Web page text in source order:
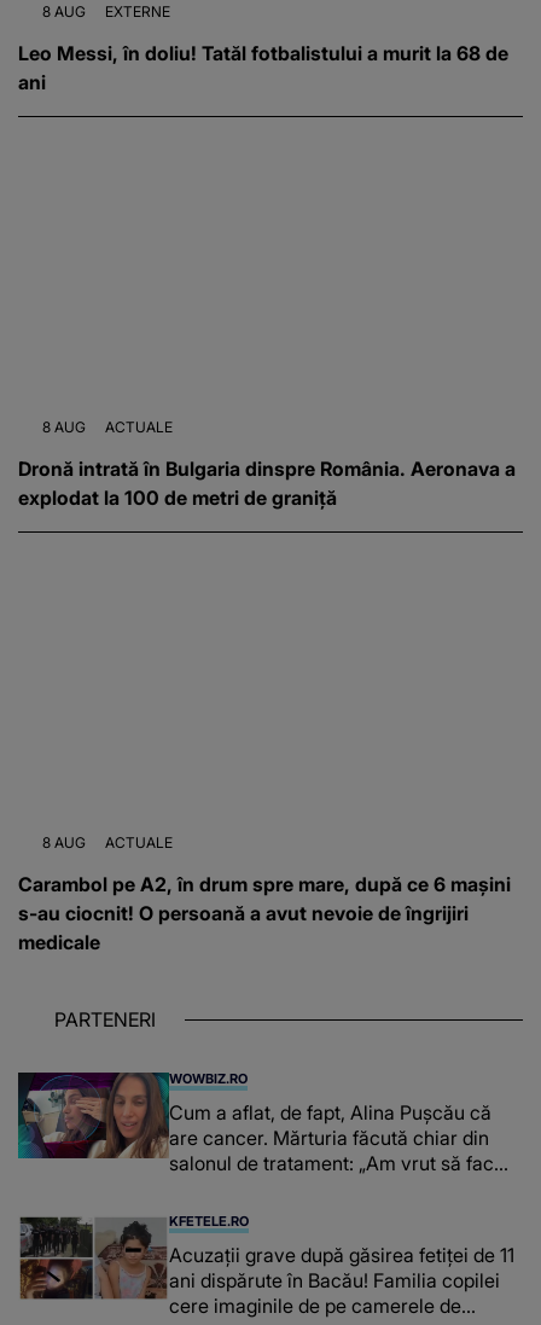
8 AUG EXTERNE
Leo Messi, în doliu! Tatăl fotbalistului a murit la 68 de
ani
8 AUG ACTUALE
Dronă intrată în Bulgaria dinspre România. Aeronava a
explodat la 100 de metri de graniță
8 AUG ACTUALE
Carambol pe A2, în drum spre mare, după ce 6 mașini
s-au ciocnit! O persoană a avut nevoie de îngrijiri
medicale
PARTENERI
WOWBIZ.RO
Cum a aflat, de fapt, Alina Pușcău că
are cancer. Mărturia făcută chiar din
salonul de tratament: „Am vrut să fac
înțepe sânul”
KFETELE.RO
Acuzații grave după găsirea fetiței de 11
ani dispărute în Bacău! Familia copilei
cere imaginile de pe camerele de